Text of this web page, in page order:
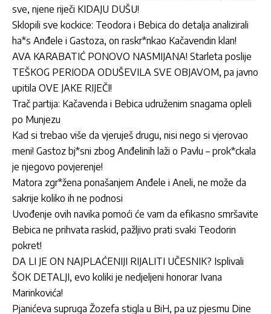
sve, njene riječi KIDAJU DUŠU!
Sklopili sve kockice: Teodora i Bebica do detalja analizirali
ha*s Anđele i Gastoza, on raskr*nkao Kačavendin klan!
AVA KARABATIĆ PONOVO NASMIJANA! Starleta poslije
TEŠKOG PERIODA ODUŠEVILA SVE OBJAVOM, pa javno
upitila OVE JAKE RIJEČI!
Trač partija: Kačavenda i Bebica udruženim snagama opleli
po Munjezu
Kad si trebao više da vjeruješ drugu, nisi nego si vjerovao
meni! Gastoz bj*sni zbog Anđelinih laži o Pavlu – prok*ckala
je njegovo povjerenje!
Matora zgr*žena ponašanjem Anđele i Aneli, ne može da
sakrije koliko ih ne podnosi
Uvođenje ovih navika pomoći će vam da efikasno smršavite
Bebica ne prihvata raskid, pažljivo prati svaki Teodorin
pokret!
DA LI JE ON NAJPLAĆENIJI RIJALITI UČESNIK? Isplivali
ŠOK DETALJI, evo koliki je nedjeljeni honorar Ivana
Marinkovića!
Pjanićeva supruga Žozefa stigla u BiH, pa uz pjesmu Dine